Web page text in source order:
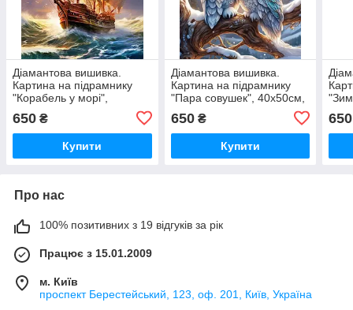
Діамантова вишивка.
Картина на підрамнику
"Корабель у морі",
650 ₴
Купити
Діамантова вишивка.
Картина на підрамнику
"Пара совушек", 40х50см,
650₴
Купити
650
Про нас
100% позитивних з 19 відгуків за рік
Працює з 15.01.2009
м. Київ
проспект Берестейський, 123, оф. 201, Київ, Україна